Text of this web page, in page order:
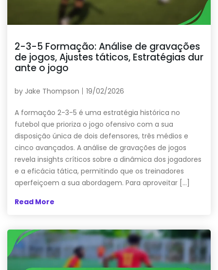
2-3-5 Formação: Análise de gravações
de jogos, Ajustes táticos, Estratégias dur
ante o jogo
by Jake Thompson 19/02/2026
A formação 2-3-5 é uma estratégia histórica no
futebol que prioriza o jogo ofensivo com a sua
disposição única de dois defensores, três médios e
cinco avançados. A análise de gravações de jogos
revela insights críticos sobre a dinâmica dos jogadores
e a eficácia tática, permitindo que os treinadores
aperfeiçoem a sua abordagem. Para aproveitar […]
Read More